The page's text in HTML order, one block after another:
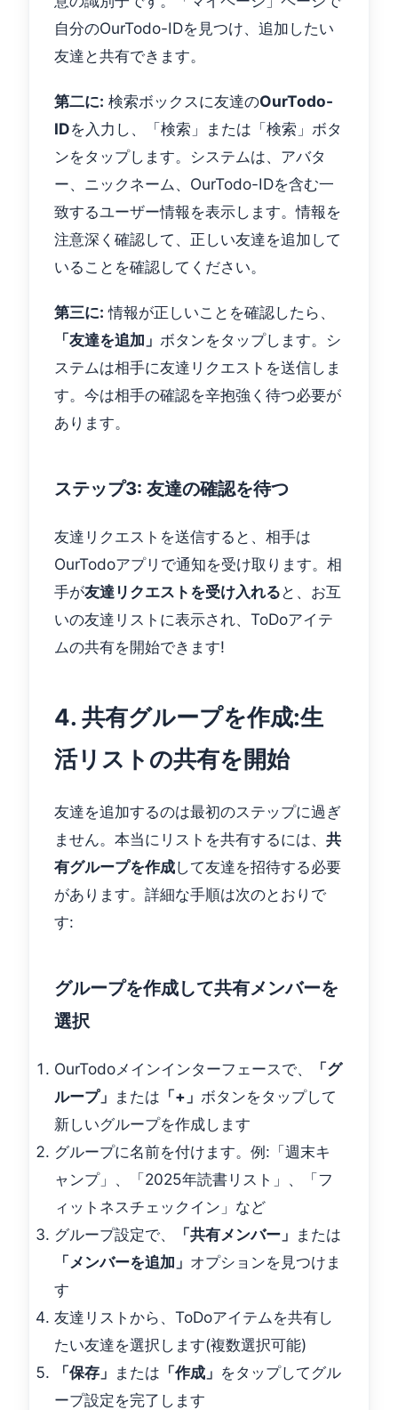
自分のOurTodo-IDを見つけ、追加したい
友達と共有できます。
第二に: 検索ボックスに友達のOurTodo-
IDを入力し、「検索」または「検索」ボタ
ンをタップします。システムは、アバタ
ー、ニックネーム、OurTodo-IDを含む一
致するユーザー情報を表示します。情報を
注意深く確認して、正しい友達を追加して
いることを確認してください。
第三に: 情報が正しいことを確認したら、
「友達を追加」 ボタンをタップします。シ
ステムは相手に友達リクエストを送信しま
す。今は相手の確認を辛抱強く待つ必要が
あります。
ステップ3: 友達の確認を待つ
友達リクエストを送信すると、相手は
OurTodoアプリで通知を受け取ります。相
手が友達リクエストを受け入れると、お互
いの友達リストに表示され、ToDoアイテ
ムの共有を開始できます!
4. 共有グループを作成:生
活リストの共有を開始
友達を追加するのは最初のステップに過ぎ
ません。本当にリストを共有するには、 共
有グループを作成して友達を招待する必要
があります。詳細な手順は次のとおりで
す:
グループを作成して共有メンバーを
選択
OurTodoメインインターフェースで、
「グ
ループ」 または 「+」 ボタンをタップして
新しいグループを作成します
グループに名前を付けます。例:「週末キ
ャンプ」、「2025年読書リスト」、「フ
ィットネスチェックイン」など
グループ設定で、
「共有メンバー」 または
「メンバーを追加」 オプションを見つけま
す
友達リストから、ToDoアイテムを共有し
たい友達を選択します(複数選択可能)
「保存」 または 「作成」 をタップしてグル
ープ設定を完了します